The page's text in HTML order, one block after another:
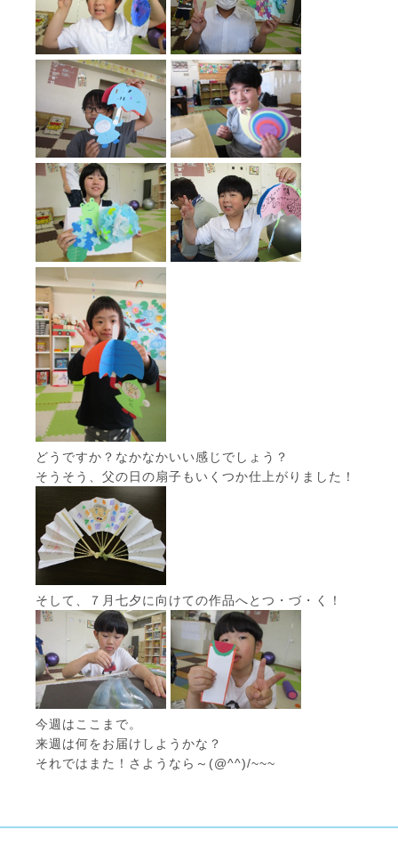
どうですか？なかなかいい感じでしょう？
そうそう、父の日の扇子もいくつか仕上がりました！
そして、７月七夕に向けての作品へとつ・づ・く！
今週はここまで。
来週は何をお届けしようかな？
それではまた！さようなら～(@^^)/~~~